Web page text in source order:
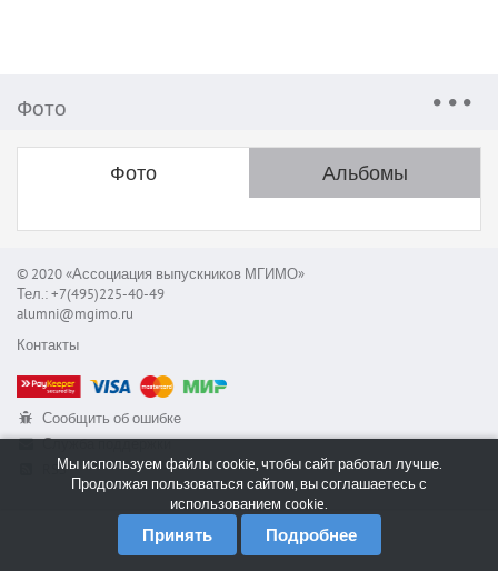
Фото
Фото Альбомы
© 2020 «Ассоциация выпускников МГИМО»
Тел.: +7(495)225-40-49
alumni@mgimo.ru
Контакты
Сообщить об ошибке
Служба поддержки
RSSМы используем файлы cookie, чтобы сайт работал лучше.
Продолжая пользоваться сайтом, вы соглашаетесь с
использованием cookie.
Принять Подробнее